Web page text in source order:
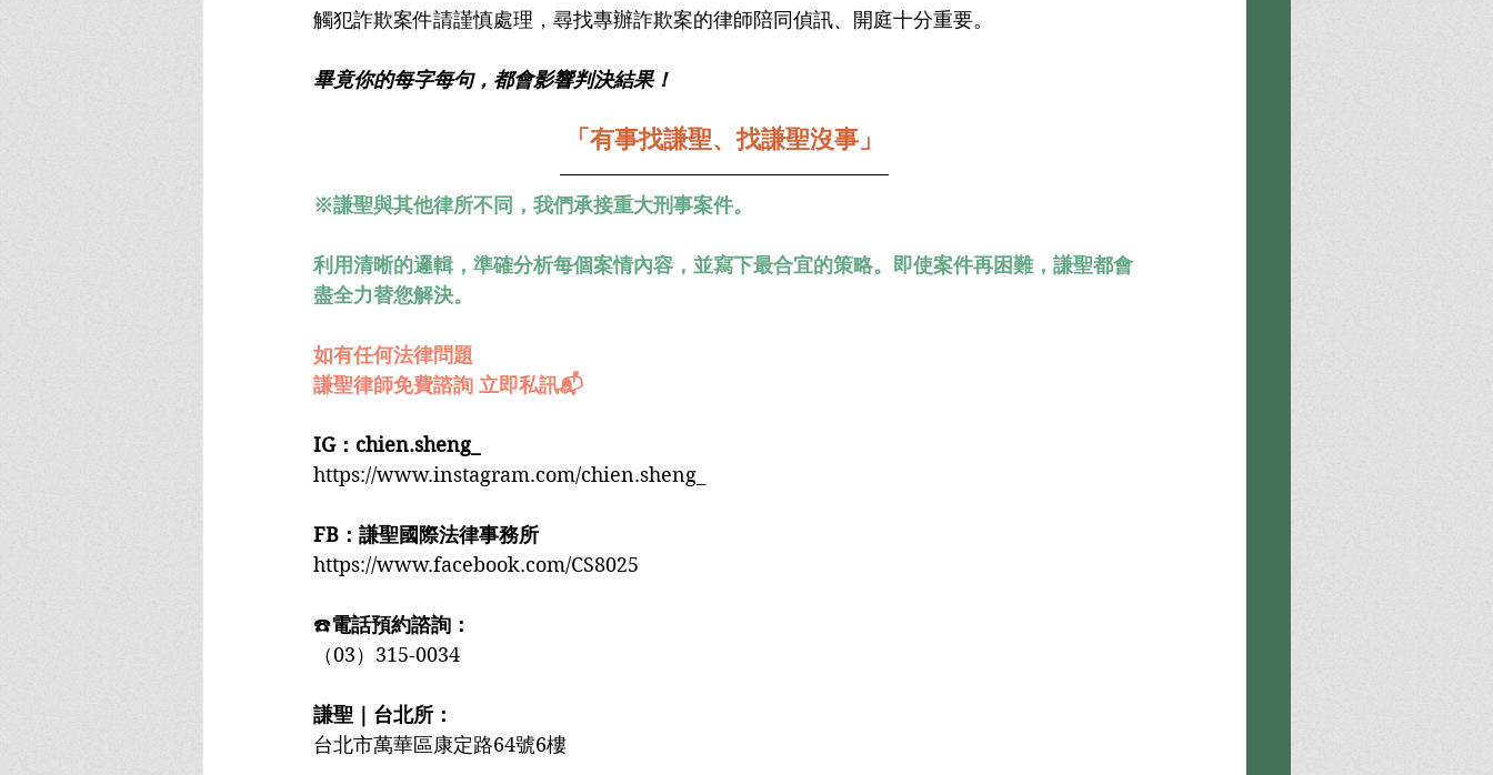
觸犯詐欺案件請謹慎處理，尋找專辦詐欺案的律師陪同偵訊、開庭十分重要。
畢竟你的每字每句，都會影響判決結果！
「有事找謙聖、找謙聖沒事」
※謙聖與其他律所不同，我們承接重大刑事案件。
利用清晰的邏輯，準確分析每個案情內容，並寫下最合宜的策略。即使案件再困難，謙聖都會
盡全力替您解決。
如有任何法律問題
謙聖律師免費諮詢 立即私訊📬
IG：chien.sheng_
https://www.instagram.com/chien.sheng_
FB：謙聖國際法律事務所
https://www.facebook.com/CS8025
☎️電話預約諮詢：
（03）315-0034
謙聖｜台北所：
台北市萬華區康定路64號6樓